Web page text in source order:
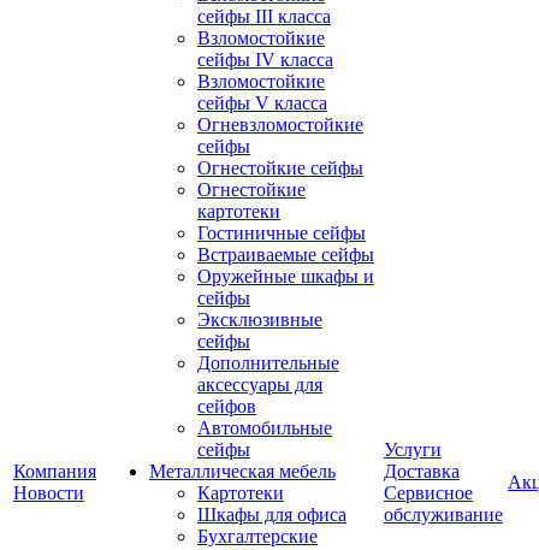
Компания
Новости
сейфы III класса
Взломостойкие
сейфы IV класса
Взломостойкие
сейфы V класса
Огневзломостойкие
сейфы
Огнестойкие сейфы
Огнестойкие
картотеки
Гостиничные сейфы
Встраиваемые сейфы
Оружейные шкафы и
сейфы
Эксклюзивные
сейфы
Дополнительные
аксессуары для
сейфов
Автомобильные
сейфы
Металлическая мебель
Картотеки
Шкафы для офиса
Бухгалтерские
Услуги
Доставка
Сервисное
обслуживание